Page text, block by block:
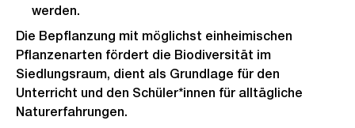
werden.
Die Bepflanzung mit möglichst einheimischen
Pflanzenarten fördert die Biodiversität im
Siedlungsraum, dient als Grundlage für den
Unterricht und den Schüler*innen für alltägliche
Naturerfahrungen.